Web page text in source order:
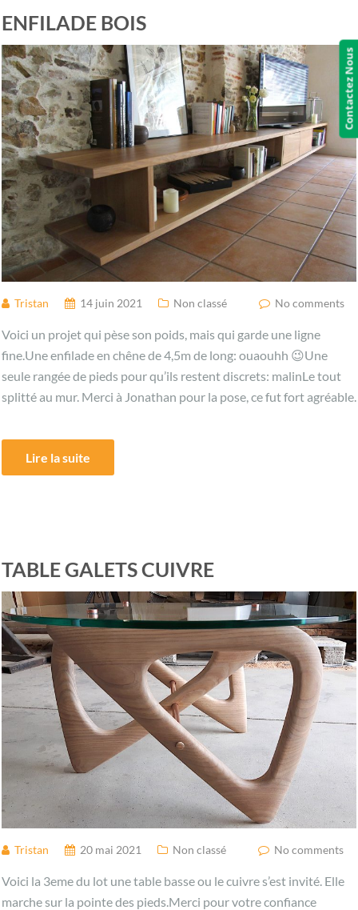
ENFILADE BOIS
Tristan 14 juin 2021 Non classé No comments
Voici un projet qui pèse son poids, mais qui garde une ligne
fine.Une enfilade en chêne de 4,5m de long: ouaouhh 😉Une
seule rangée de pieds pour qu’ils restent discrets: malinLe tout
splitté au mur. Merci à Jonathan pour la pose, ce fut fort agréable.
Lire la suite
TABLE GALETS CUIVRE
Tristan 20 mai 2021 Non classé No comments
Voici la 3eme du lot une table basse ou le cuivre s’est invité. Elle
marche sur la pointe des pieds.Merci pour votre confiance
Contactez Nous